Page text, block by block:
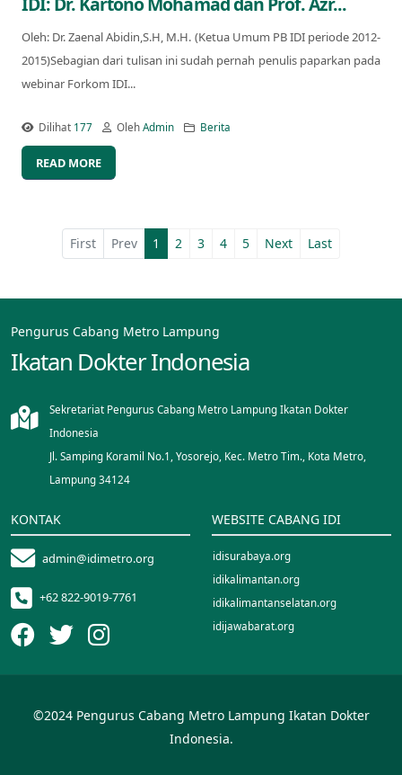
Oleh: Dr. Zaenal Abidin,S.H, M.H. (Ketua Umum PB IDI periode 2012-
2015)Sebagian dari tulisan ini sudah pernah penulis paparkan pada
webinar Forkom IDI...
Dilihat 177 OlehAdmin Berita
READ MORE
First Prev 1 2 3 4 5 Next Last
Pengurus Cabang Metro Lampung
Ikatan Dokter Indonesia
Sekretariat Pengurus Cabang Metro Lampung Ikatan Dokter
Indonesia
Jl. Samping Koramil No.1, Yosorejo, Kec. Metro Tim., Kota Metro,
Lampung 34124
KONTAK
admin@idimetro.org
+62 822-9019-7761
WEBSITE CABANG IDI
idisurabaya.org
idikalimantan.org
idikalimantanselatan.org
idijawabarat.org
idisorong.org
©2024 Pengurus Cabang Metro Lampung Ikatan Dokter
Indonesia.